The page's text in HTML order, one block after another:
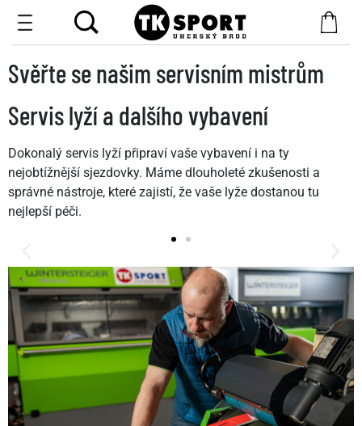
Svěřte se našim servisním mistrům
Servis lyží a dalšího vybavení
Dokonalý servis lyží připraví vaše vybavení i na ty
nejobtížnější sjezdovky. Máme dlouholeté zkušenosti a
správné nástroje, které zajistí, že vaše lyže dostanou tu
nejlepší péči.